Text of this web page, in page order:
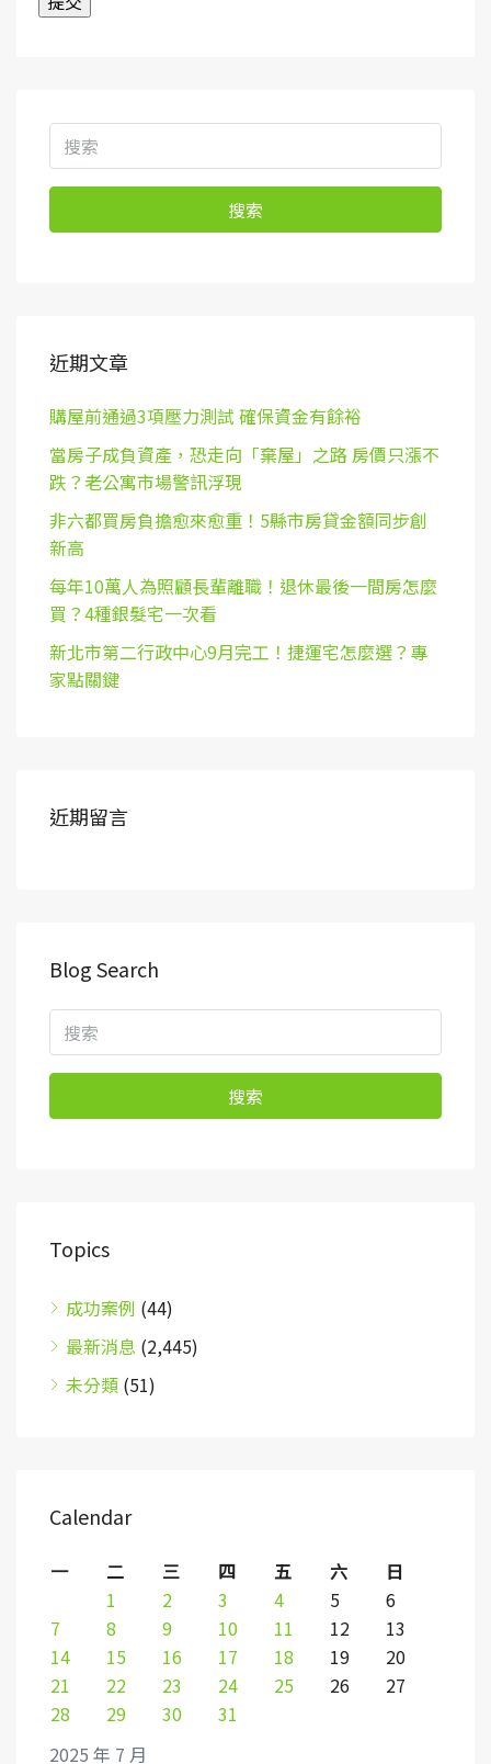
搜索
近期文章
購屋前通過3項壓力測試 確保資金有餘裕
當房子成負資產，恐走向「棄屋」之路 房價只漲不
跌？老公寓市場警訊浮現
非六都買房負擔愈來愈重！5縣市房貸金額同步創
新高
每年10萬人為照顧長輩離職！退休最後一間房怎麼
買？4種銀髮宅一次看
新北市第二行政中心9月完工！捷運宅怎麼選？專
家點關鍵
近期留言
Blog Search
搜索
Topics
成功案例 (44)
最新消息 (2,445)
未分類 (51)
Calendar
2025 年 7 月
一 二 三 四 五 六
日
1
2 3 4 5
6
7
8 9 10 11 12
13
14
15 16 17 18 19
20
21
22 23 24 25 26
27
28
29 30 31